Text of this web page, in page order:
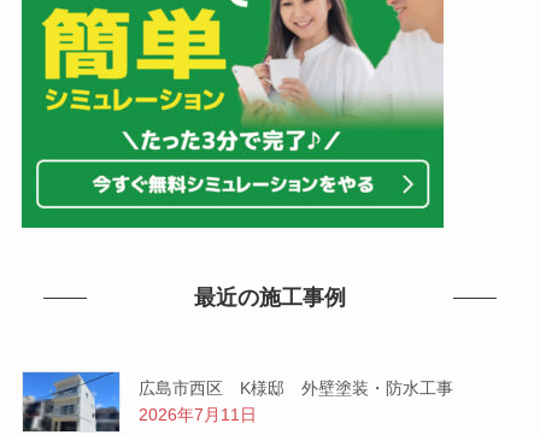
最近の施工事例
広島市西区 K様邸 外壁塗装・防水工事
2026年7月11日